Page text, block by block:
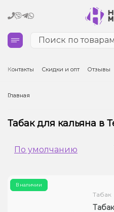
Кальяны
Табак для кальяна и
Электронные сигареты
Контакты Скидки и опт Отзывы
Главная
Табак для кальяна в
По умолчанию
В наличии
Табак